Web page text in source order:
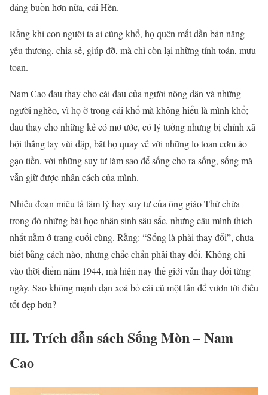
đáng buồn hơn nữa, cái Hèn.
Rằng khi con người ta ai cũng khổ, họ quên mất dần bản năng
yêu thương, chia sẻ, giúp đỡ, mà chỉ còn lại những tính toán, mưu
toan.
Nam Cao đau thay cho cái đau của người nông dân và những
người nghèo, vì họ ở trong cái khổ mà không hiểu là mình khổ;
đau thay cho những kẻ có mơ ước, có lý tưởng nhưng bị chính xã
hội thẳng tay vùi dập, bắt họ quay về với những lo toan cơm áo
gạo tiền, với những suy tư làm sao để sống cho ra sống, sống mà
vẫn giữ được nhân cách của mình.
Nhiều đoạn miêu tả tâm lý hay suy tư của ông giáo Thứ chứa
trong đó những bài học nhân sinh sâu sắc, nhưng câu mình thích
nhất nằm ở trang cuối cùng. Rằng: “Sống là phải thay đổi”, chưa
biết bằng cách nào, nhưng chắc chắn phải thay đổi. Không chỉ
vào thời điểm năm 1944, mà hiện nay thế giới vẫn thay đổi từng
ngày. Sao không mạnh dạn xoá bỏ cái cũ một lần để vươn tới điều
tốt đẹp hơn?
III. Trích dẫn sách Sống Mòn – Nam
Cao